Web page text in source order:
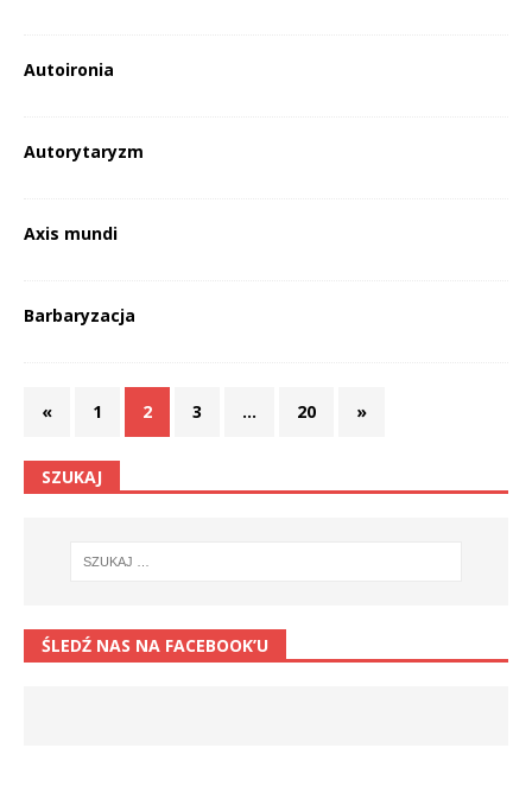
Autoironia
Autorytaryzm
Axis mundi
Barbaryzacja
« 1 2 3 … 20 »
SZUKAJ
ŚLEDŹ NAS NA FACEBOOK’U